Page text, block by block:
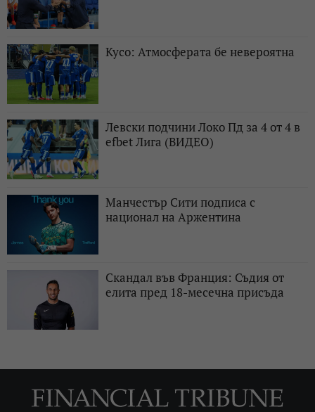
Кусо: Атмосферата бе невероятна
Левски подчини Локо Пд за 4 от 4 в
efbet Лига (ВИДЕО)
Манчестър Сити подписа с
национал на Аржентина
Скандал във Франция: Съдия от
елита пред 18-месечна присъда